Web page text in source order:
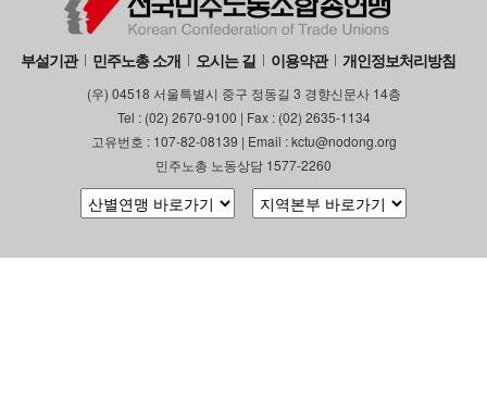
부설기관 민주노총 소개 오시는 길 이용약관 개인정보처리방침
(우) 04518 서울특별시 중구 정동길 3 경향신문사 14층
Tel : (02) 2670-9100 | Fax : (02) 2635-1134
고유번호 : 107-82-08139 | Email : kctu@nodong.org
민주노총 노동상담 1577-2260